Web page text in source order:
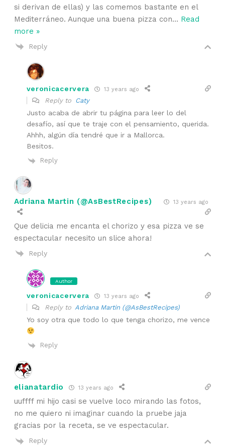
si derivan de ellas) y las comemos bastante en el
Mediterráneo. Aunque una buena pizza con… Read
more »
Reply
veronicacervera 13 years ago
Reply to Caty
Justo acaba de abrir tu página para leer lo del
desafío, así que te traje con el pensamiento, querida.
Ahhh, algún día tendré que ir a Mallorca.
Besitos.
Reply
Adriana Martin (@AsBestRecipes) 13 years ago
Que delicia me encanta el chorizo y esa pizza ve se
espectacular necesito un slice ahora!
Reply
Author
veronicacervera 13 years ago
Reply to Adriana Martin (@AsBestRecipes)
Yo soy otra que todo lo que tenga chorizo, me vence
Reply
elianatardio 13 years ago
uuffff mi hijo casi se vuelve loco mirando las fotos,
no me quiero ni imaginar cuando la pruebe jaja
gracias por la receta, se ve espectacular.
Reply